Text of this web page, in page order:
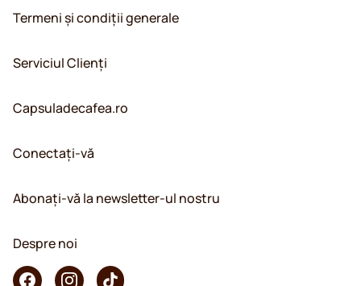
Termeni și condiții generale
Serviciul Clienți
Capsuladecafea.ro
Conectați-vă
Abonați-vă la newsletter-ul nostru
Despre noi